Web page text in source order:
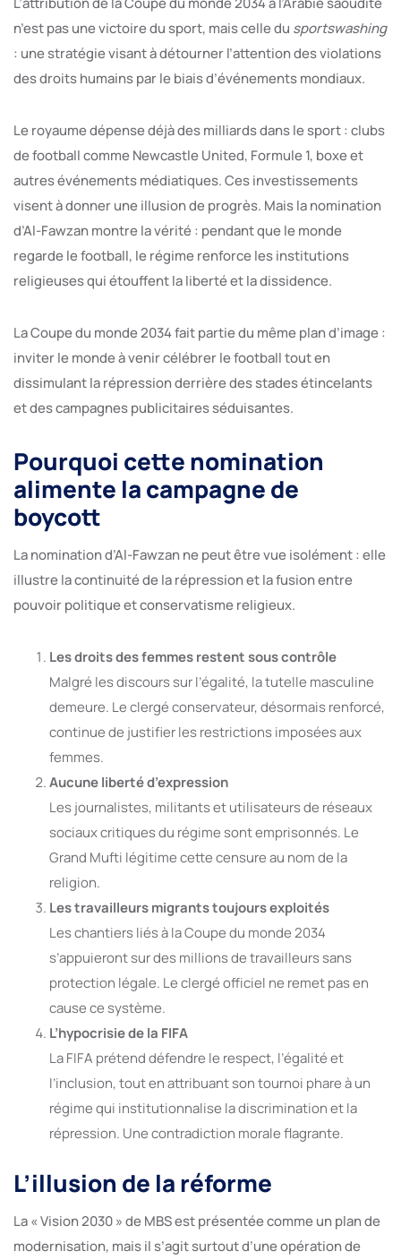
n’est pas une victoire du sport, mais celle du sportswashing
: une stratégie visant à détourner l’attention des violations
des droits humains par le biais d’événements mondiaux.
Le royaume dépense déjà des milliards dans le sport : clubs
de football comme Newcastle United, Formule 1, boxe et
autres événements médiatiques. Ces investissements
visent à donner une illusion de progrès. Mais la nomination
d’Al-Fawzan montre la vérité : pendant que le monde
regarde le football, le régime renforce les institutions
religieuses qui étouffent la liberté et la dissidence.
La Coupe du monde 2034 fait partie du même plan d’image :
inviter le monde à venir célébrer le football tout en
dissimulant la répression derrière des stades étincelants
et des campagnes publicitaires séduisantes.
Pourquoi cette nomination
alimente la campagne de
boycott
La nomination d’Al-Fawzan ne peut être vue isolément : elle
illustre la continuité de la répression et la fusion entre
pouvoir politique et conservatisme religieux.
Les droits des femmes restent sous contrôle
Malgré les discours sur l’égalité, la tutelle masculine
demeure. Le clergé conservateur, désormais renforcé,
continue de justifier les restrictions imposées aux
femmes.
Aucune liberté d’expression
Les journalistes, militants et utilisateurs de réseaux
sociaux critiques du régime sont emprisonnés. Le
Grand Mufti légitime cette censure au nom de la
religion.
Les travailleurs migrants toujours exploités
Les chantiers liés à la Coupe du monde 2034
s’appuieront sur des millions de travailleurs sans
protection légale. Le clergé officiel ne remet pas en
cause ce système.
L’hypocrisie de la FIFA
La FIFA prétend défendre le respect, l’égalité et
l’inclusion, tout en attribuant son tournoi phare à un
régime qui institutionnalise la discrimination et la
répression. Une contradiction morale flagrante.
L’illusion de la réforme
La « Vision 2030 » de MBS est présentée comme un plan de
modernisation, mais il s’agit surtout d’une opération de